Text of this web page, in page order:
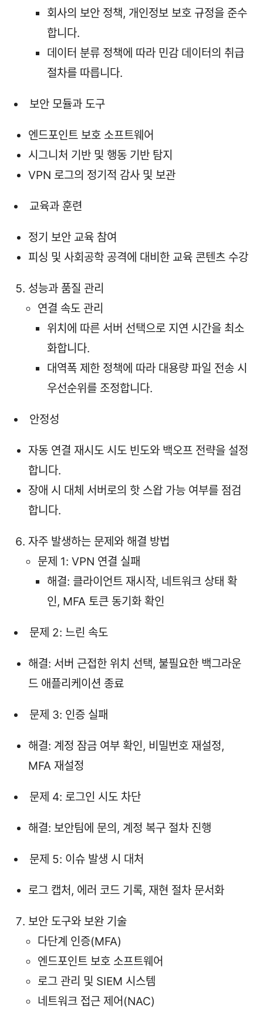
회사의 보안 정책, 개인정보 보호 규정을 준수
합니다.
데이터 분류 정책에 따라 민감 데이터의 취급
절차를 따릅니다.
보안 모듈과 도구
엔드포인트 보호 소프트웨어
시그니처 기반 및 행동 기반 탐지
VPN 로그의 정기적 감사 및 보관
교육과 훈련
정기 보안 교육 참여
피싱 및 사회공학 공격에 대비한 교육 콘텐츠 수강
성능과 품질 관리
연결 속도 관리
위치에 따른 서버 선택으로 지연 시간을 최소
화합니다.
대역폭 제한 정책에 따라 대용량 파일 전송 시
우선순위를 조정합니다.
안정성
자동 연결 재시도 시도 빈도와 백오프 전략을 설정
합니다.
장애 시 대체 서버로의 핫 스왑 가능 여부를 점검
합니다.
자주 발생하는 문제와 해결 방법
문제 1: VPN 연결 실패
해결: 클라이언트 재시작, 네트워크 상태 확
인, MFA 토큰 동기화 확인
문제 2: 느린 속도
해결: 서버 근접한 위치 선택, 불필요한 백그라운
드 애플리케이션 종료
문제 3: 인증 실패
해결: 계정 잠금 여부 확인, 비밀번호 재설정,
MFA 재설정
문제 4: 로그인 시도 차단
해결: 보안팀에 문의, 계정 복구 절차 진행
문제 5: 이슈 발생 시 대처
로그 캡처, 에러 코드 기록, 재현 절차 문서화
보안 도구와 보완 기술
다단계 인증(MFA)
엔드포인트 보호 소프트웨어
로그 관리 및 SIEM 시스템
네트워크 접근 제어(NAC)